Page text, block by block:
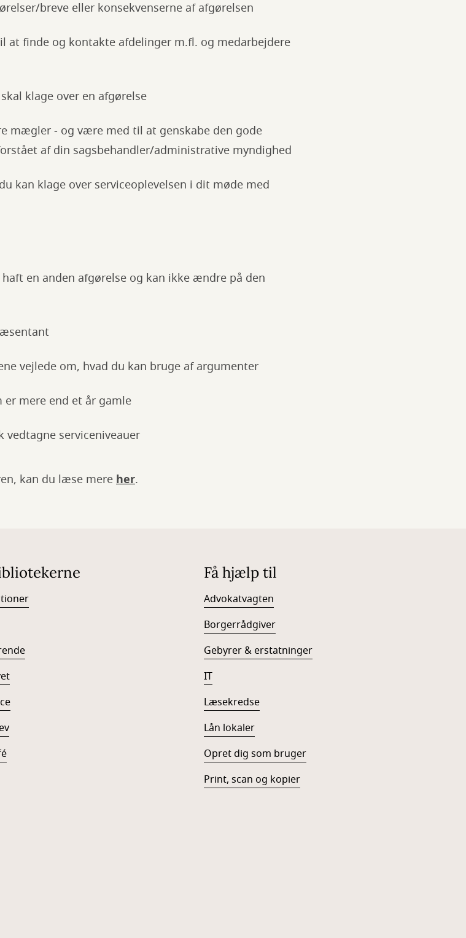
breve eller konsekvenserne af afgørelsen
at finde og kontakte afdelinger m.fl. og medarbejdere
klage over en afgørelse
mægler - og være med til at genskabe den gode
af din sagsbehandler/administrative myndighed
kan klage over serviceoplevelsen i dit møde med
en anden afgørelse og kan ikke ændre på den
vejlede om, hvad du kan bruge af argumenter
er mere end et år gamle
vedtagne serviceniveauer
kan du læse mere her.
Få hjælp til
Advokatvagten
Borgerrådgiver
Gebyrer & erstatninger
IT
Læsekredse
Lån lokaler
Opret dig som bruger
Print, scan og kopier